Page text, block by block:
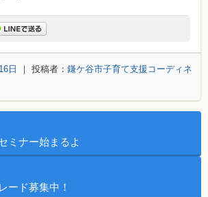
日 ｜ 投稿者： 鎌ケ谷市子育て支援コーディネ
ション
ミナー始まるよ
ード募集中！